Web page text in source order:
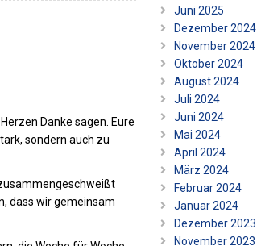
Danke sagen. Eure
sondern auch zu
dass wir gemeinsam
Juni 2025
Dezember 2024
November 2024
Oktober 2024
August 2024
Juli 2024
Juni 2024
Mai 2024
April 2024
März 2024
Februar 2024
Januar 2024
Dezember 2023
November 2023